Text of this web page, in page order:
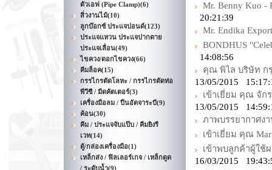
ตัวเอฟ (Pipe Clamp)(6)
สิ่วงานไม้(10)
ลูกบ๊อกซ์ ประแจปอนด์(123)
ประแจแหวน ประแจปากตาย
ประแจเลื่อน(49)
ไขควง/ดอกไขควง(66)
คีมล็อค(15)
กรรไกรตัดโลหะ / กรรไกรตัดท่อ
พีวีซี / มีดคัตเตอร์(3)
เครื่องมือลม / ปืนอัดจาระบี(9)
ค้อน(30)
คีม / ประแจจับแป๊บ / คีมยิงรี
เวท(14)
ตู้/กล่องเครื่องมือ(1)
เหล็กส่ง / ฟิลเลอร์เกจ / เหล็กดูด
/ ระดับน้ำ(9)
Mr. Benny Kuo -
20:21:39
Mr. Endika
BONDHUS
14:08:56
คุณ พิไล บริษัท กรุ
13/05/2015
เข้าเยี่ยม คุณ จัก
13/05/2015
ภาพบรรยากาศงา
เข้าเยี่ยม คุณ
เข้าพบลูกค้าผู้ใช้
16/03/2015